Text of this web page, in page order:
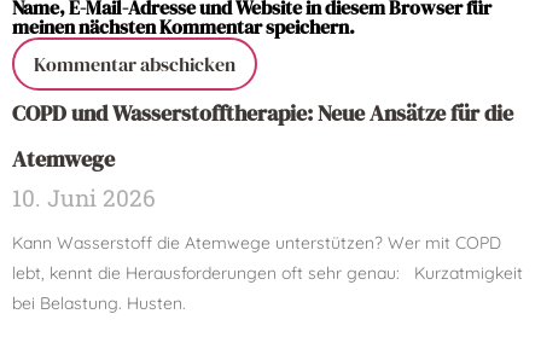
Name, E-Mail-Adresse und Website in diesem Browser für
meinen nächsten Kommentar speichern.
COPD und Wasserstofftherapie: Neue Ansätze für die
Atemwege
10. Juni 2026
Kann Wasserstoff die Atemwege unterstützen? Wer mit COPD
lebt, kennt die Herausforderungen oft sehr genau: Kurzatmigkeit
bei Belastung. Husten.